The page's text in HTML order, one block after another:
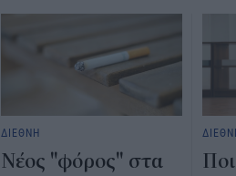
ΔΙΕΘΝΗ
Νέος "φόρος" στα